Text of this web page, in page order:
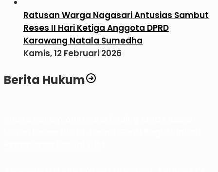
Ratusan Warga Nagasari Antusias Sambut
Reses II Hari Ketiga Anggota DPRD
Karawang Natala Sumedha
Kamis, 12 Februari 2026
Berita Hukum